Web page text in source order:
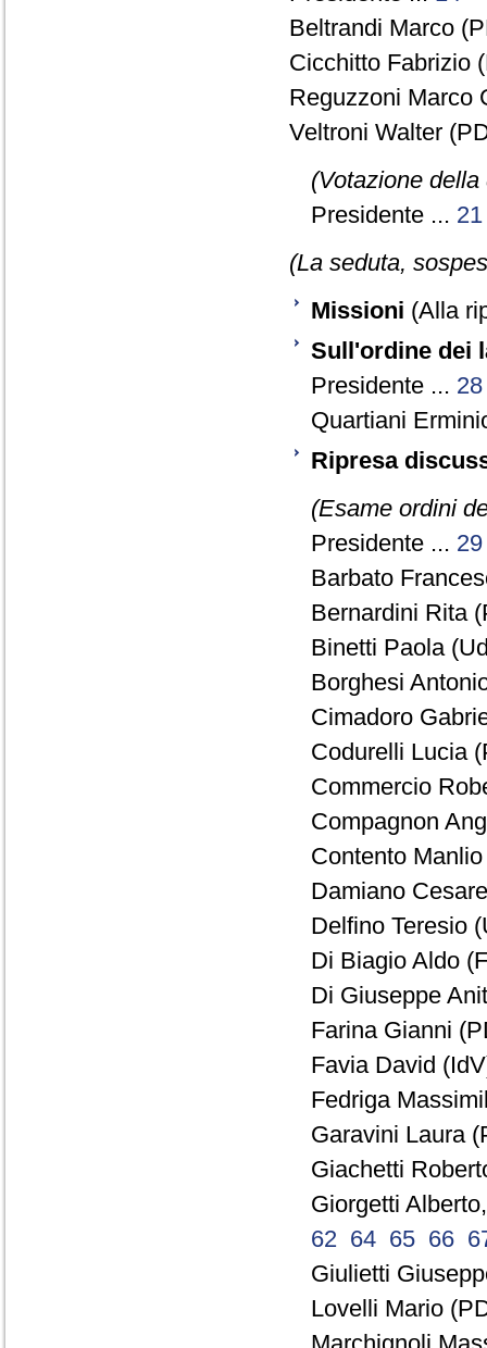
Beltrandi Marco
Cicchitto Fabrizio
Reguzzoni Marco
Veltroni Walter
(Votazione
Presidente ... 21
(La seduta,
Missioni (Alla
Sull'ordine dei
Presidente ... 28
Quartiani
Ripresa
(Esame ordini
Presidente ... 29
Barbato
Bernardini Rita
Binetti Paola
Borghesi
Cimadoro
Codurelli Lucia
Commercio
Compagnon
Contento
Damiano
Delfino Teresio
Di Biagio Aldo
Di Giuseppe
Farina Gianni
Favia David
Fedriga
Garavini Laura
Giachetti
Giorgetti
62 64 65 66
Giulietti
Lovelli Mario